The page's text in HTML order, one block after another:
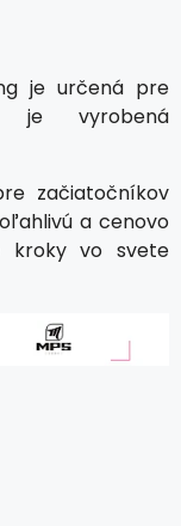
je určená pre
je vyrobená
začiatočníkov
a cenovo
kroky vo svete